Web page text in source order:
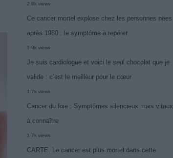
2.9k views
Ce cancer mortel explose chez les personnes nées
après 1980 : le symptôme à repérer
1.9k views
Je suis cardiologue et voici le seul chocolat que je
valide : c’est le meilleur pour le cœur
1.7k views
Cancer du foie : Symptômes silencieux mais vitaux
à connaître
1.7k views
CARTE. Le cancer est plus mortel dans cette